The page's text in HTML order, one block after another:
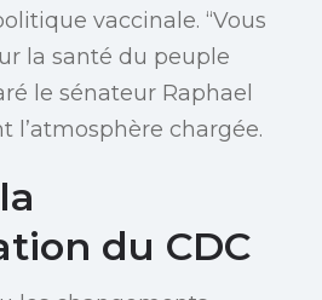
vaccinale. “Vous
la santé du peuple
le sénateur Raphael
l’atmosphère chargée.
du CDC